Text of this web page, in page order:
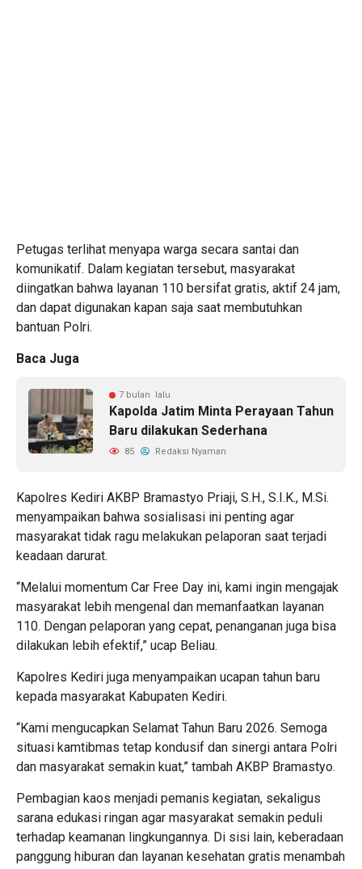
Petugas terlihat menyapa warga secara santai dan
komunikatif. Dalam kegiatan tersebut, masyarakat
diingatkan bahwa layanan 110 bersifat gratis, aktif 24 jam,
dan dapat digunakan kapan saja saat membutuhkan
bantuan Polri.
Baca Juga
7 bulan lalu
Kapolda Jatim Minta Perayaan Tahun
Baru dilakukan Sederhana
85 Redaksi Nyaman
Kapolres Kediri AKBP Bramastyo Priaji, S.H., S.I.K., M.Si.
menyampaikan bahwa sosialisasi ini penting agar
masyarakat tidak ragu melakukan pelaporan saat terjadi
keadaan darurat.
“Melalui momentum Car Free Day ini, kami ingin mengajak
masyarakat lebih mengenal dan memanfaatkan layanan
110. Dengan pelaporan yang cepat, penanganan juga bisa
dilakukan lebih efektif,” ucap Beliau.
Kapolres Kediri juga menyampaikan ucapan tahun baru
kepada masyarakat Kabupaten Kediri.
“Kami mengucapkan Selamat Tahun Baru 2026. Semoga
situasi kamtibmas tetap kondusif dan sinergi antara Polri
dan masyarakat semakin kuat,” tambah AKBP Bramastyo.
Pembagian kaos menjadi pemanis kegiatan, sekaligus
sarana edukasi ringan agar masyarakat semakin peduli
terhadap keamanan lingkungannya. Di sisi lain, keberadaan
panggung hiburan dan layanan kesehatan gratis menambah